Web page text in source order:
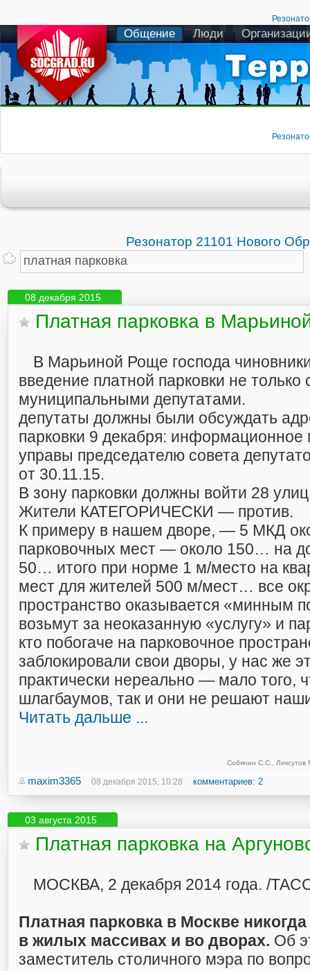
Общение Люди
Резонатор 21101 Нового
08 декабря 2015
Платная парковка в
В Марьиной Роще господа
введение платной парковки не
муниципальными депутатами.
депутаты должны были обсуждать
парковки 9 декабря: информационное
управы председателю совета
от 30.11.15.
В зону парковки должны войти 28
Жители КАТЕГОРИЧЕСКИ — против.
К примеру в нашем дворе, — 5 МКД
парковочных мест — около 150… на
50… итого при норме 1 м/место на
мест для жителей 500 м/мест… все
пространство оказывается «минным
возьмут за неоказанную «услугу» и
кто побогаче на парковочное
заблокировали свои дворы, у нас же
практически нереально — мало того,
шлагбаумов, так и они не решают
Читать дальше ...
Собянин С.С. Ликсутов
maxim3365 08 декабря 2015, 10:28 комментариев: 2
03 августа 2015
Платная парковка на
МОСКВА, 2 декабря 2014 года. /
Платная парковка в Москве
в жилых массивах и во дворах. Об
заместитель столичного мэра по